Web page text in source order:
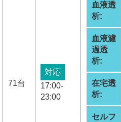
71台
対応
17:00-
23:00
血液透
析:
血液濾
過透
析:
在宅透
析:
セルフ